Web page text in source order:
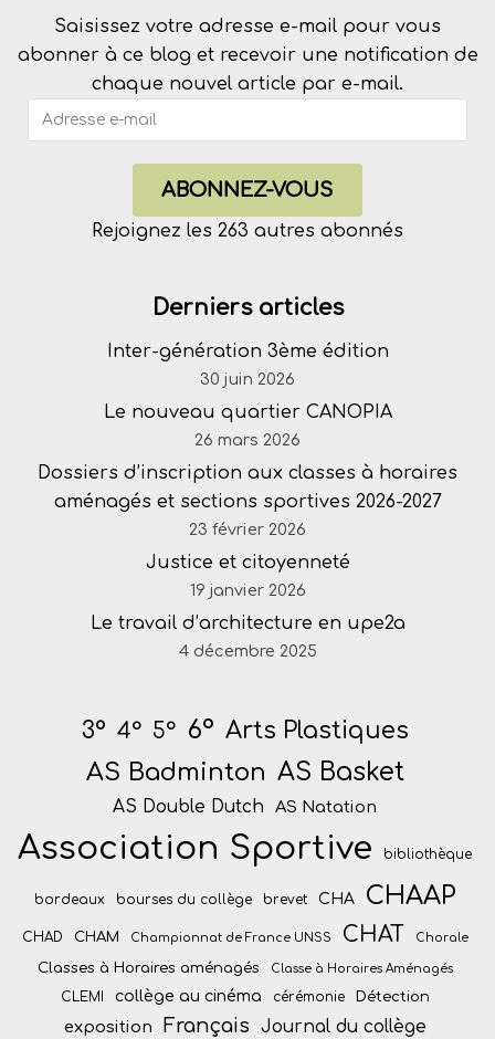
Saisissez votre adresse e-mail pour vous
abonner à ce blog et recevoir une notification de
chaque nouvel article par e-mail.
ABONNEZ-VOUS
Rejoignez les 263 autres abonnés
Derniers articles
Inter-génération 3ème édition
30 juin 2026
Le nouveau quartier CANOPIA
26 mars 2026
Dossiers d’inscription aux classes à horaires
aménagés et sections sportives 2026-2027
23 février 2026
Justice et citoyenneté
19 janvier 2026
Le travail d’architecture en upe2a
4 décembre 2025
3° 4° 5° 6° Arts Plastiques
AS Badminton AS Basket
AS Double Dutch AS Natation
Association Sportive bibliothèque
bordeaux bourses du collège brevet CHA CHAAP
CHAD CHAM Championnat de France UNSS CHAT Chorale
Classes à Horaires aménagés Classe à Horaires Aménagés
CLEMI collège au cinéma cérémonie Détection
exposition Français Journal du collège